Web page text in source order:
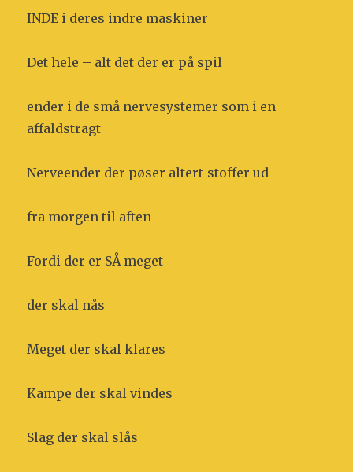
INDE i deres indre maskiner
Det hele – alt det der er på spil
ender i de små nervesystemer som i en
affaldstragt
Nerveender der pøser altert-stoffer ud
fra morgen til aften
Fordi der er SÅ meget
der skal nås
Meget der skal klares
Kampe der skal vindes
Slag der skal slås